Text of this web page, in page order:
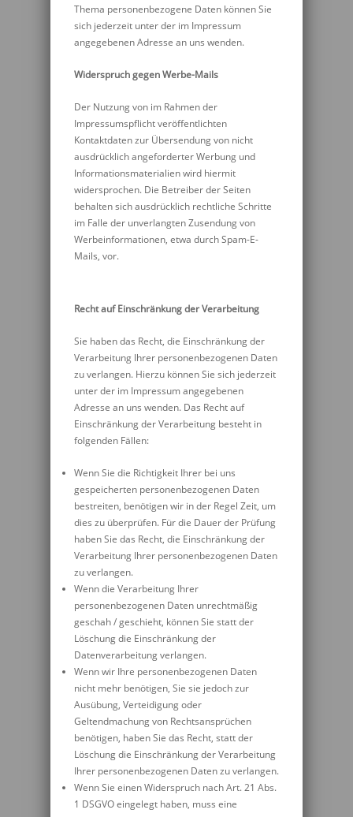
Thema personenbezogene Daten können Sie
sich jederzeit unter der im Impressum
angegebenen Adresse an uns wenden.
Widerspruch gegen Werbe-Mails
Der Nutzung von im Rahmen der
Impressumspflicht veröffentlichten
Kontaktdaten zur Übersendung von nicht
ausdrücklich angeforderter Werbung und
Informationsmaterialien wird hiermit
widersprochen. Die Betreiber der Seiten
behalten sich ausdrücklich rechtliche Schritte
im Falle der unverlangten Zusendung von
Werbeinformationen, etwa durch Spam-E-
Mails, vor.
Recht auf Einschränkung der Verarbeitung
Sie haben das Recht, die Einschränkung der
Verarbeitung Ihrer personenbezogenen Daten
zu verlangen. Hierzu können Sie sich jederzeit
unter der im Impressum angegebenen
Adresse an uns wenden. Das Recht auf
Einschränkung der Verarbeitung besteht in
folgenden Fällen:
Wenn Sie die Richtigkeit Ihrer bei uns
gespeicherten personenbezogenen Daten
bestreiten, benötigen wir in der Regel Zeit, um
dies zu überprüfen. Für die Dauer der Prüfung
haben Sie das Recht, die Einschränkung der
Verarbeitung Ihrer personenbezogenen Daten
zu verlangen.
Wenn die Verarbeitung Ihrer
personenbezogenen Daten unrechtmäßig
geschah / geschieht, können Sie statt der
Löschung die Einschränkung der
Datenverarbeitung verlangen.
Wenn wir Ihre personenbezogenen Daten
nicht mehr benötigen, Sie sie jedoch zur
Ausübung, Verteidigung oder
Geltendmachung von Rechtsansprüchen
benötigen, haben Sie das Recht, statt der
Löschung die Einschränkung der Verarbeitung
Ihrer personenbezogenen Daten zu verlangen.
Wenn Sie einen Widerspruch nach Art. 21 Abs.
1 DSGVO eingelegt haben, muss eine